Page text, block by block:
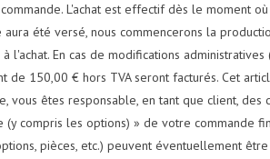
L'achat est effectif dès le moment
été versé, nous commencerons la
l'achat. En cas de modifications
de 150,00 € hors TVA seront facturés. Cet
vous êtes responsable, en tant que client,
compris les options) » de votre commande
pièces, etc.) peuvent éventuellement